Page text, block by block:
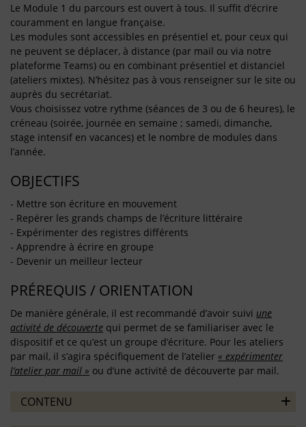
Le Module 1 du parcours est ouvert à tous. Il suffit d’écrire
couramment en langue française.
Les modules sont accessibles en présentiel et, pour ceux qui
ne peuvent se déplacer, à distance (par mail ou via notre
plateforme Teams) ou en combinant présentiel et distanciel
(ateliers mixtes). N’hésitez pas à vous renseigner sur le site ou
auprès du secrétariat.
Vous choisissez votre rythme (séances de 3 ou de 6 heures), le
créneau (soirée, journée en semaine ; samedi, dimanche,
stage intensif en vacances) et le nombre de modules dans
l’année.
OBJECTIFS
- Mettre son écriture en mouvement
- Repérer les grands champs de l’écriture littéraire
- Expérimenter des registres différents
- Apprendre à écrire en groupe
- Devenir un meilleur lecteur
PRÉREQUIS / ORIENTATION
De manière générale, il est recommandé d’avoir suivi une
activité de découverte qui permet de se familiariser avec le
dispositif et ce qu’est un groupe d’écriture. Pour les ateliers
par mail, il s’agira spécifiquement de l’atelier « expérimenter
l’atelier par mail » ou d’une activité de découverte par mail.
CONTENU